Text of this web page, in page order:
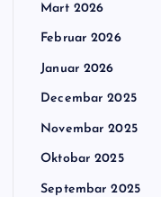
Mart 2026
Februar 2026
Januar 2026
Decembar 2025
Novembar 2025
Oktobar 2025
Septembar 2025